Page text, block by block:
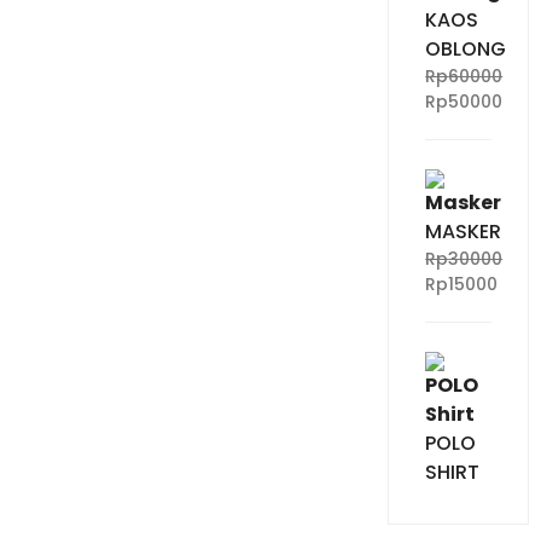
KAOS
OBLONG
Rp60000
Rp50000
MASKER
Rp30000
Rp15000
POLO
SHIRT